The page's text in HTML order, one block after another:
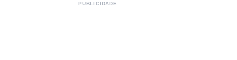
PUBLICIDADE